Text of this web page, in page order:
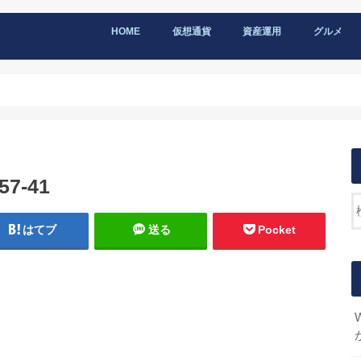
HOME 仮想通貨 資産運用 グルメ
41
はてブ 送る Pocket